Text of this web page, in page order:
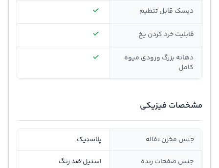
دیسک قابل تنظیم
قابلیت خرد کردن یخ
دهانه بزرگ ورودی میوه
کامل
مشخصات فیزیکی
جنس مخزن تفاله پلاستیک
جنس صفحات رنده استیل ضد زنگ